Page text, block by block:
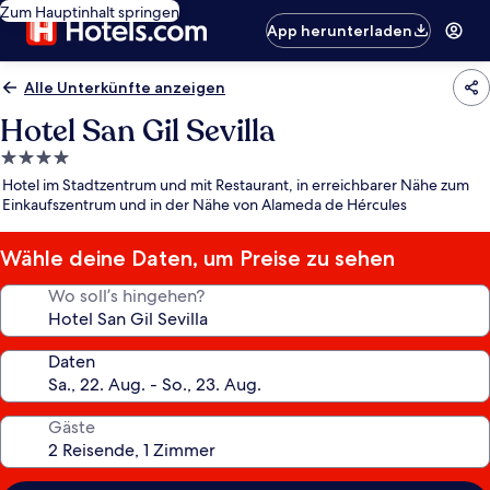
Zum Hauptinhalt springen
App herunterladen
Alle Unterkünfte anzeigen
Hotel San Gil Sevilla
4.0-
Sterne-
Unterkunft
Hotel im Stadtzentrum und mit Restaurant, in erreichbarer Nähe zum
Einkaufszentrum und in der Nähe von Alameda de Hércules
Wähle deine Daten, um Preise zu sehen
Wo soll’s hingehen?
Daten
Gäste